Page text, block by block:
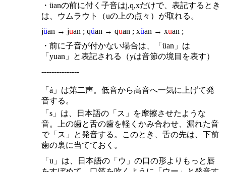
・üanの前に付く子音はj,q,xだけで、表記するとき
は、ウムラウト（uの上の点々）が取れる。
jüan → juan ; qüan → quan ; xüan → xuan ;
・前に子音が付かない場合は、「üan」は
「yuan」と表記される（yは音節の境目を表す）
---------------
「á」は第二声。低音から高音へ一気に上げて発
音する。
「s」は、日本語の「ス」を摩擦させたような
音。上の歯と舌の歯を軽くかみ合わせ、漏れた音
で「ス」と発音する。このとき、舌の先は、下前
歯の裏に当てておく。
「u」は、日本語の「ウ」の口の形よりもっと唇